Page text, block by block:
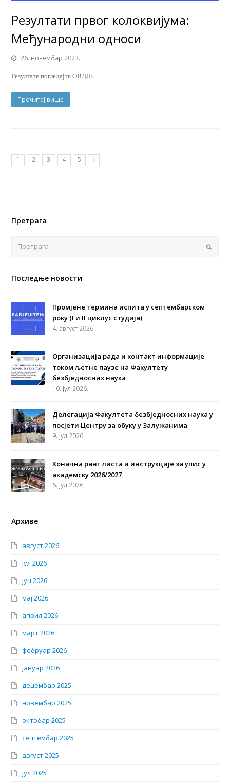
Резултати првог колоквијума:
Међународни односи
26. новембар 2023.
Резултате погледајте ОВДЈЕ.
Прочитај више
1 2 3 4 5
Претрага
Последње новости
Промјене термина испита у септембарском
року (I и II циклус студија)
4. август 2026.
Организација рада и контакт информације
током љетне паузе на Факултету
безбједносних наука
10. јул 2026.
Делегација Факултета безбједносних наука у
посјети Центру за обуку у Залужанима
9. јул 2026.
Коначна ранг листа и инструкције за упис у
академску 2026/2027
6. јул 2026.
Архиве
август 2026
јул 2026
јун 2026
мај 2026
април 2026
март 2026
фебруар 2026
јануар 2026
децембар 2025
новембар 2025
октобар 2025
септембар 2025
август 2025
јул 2025